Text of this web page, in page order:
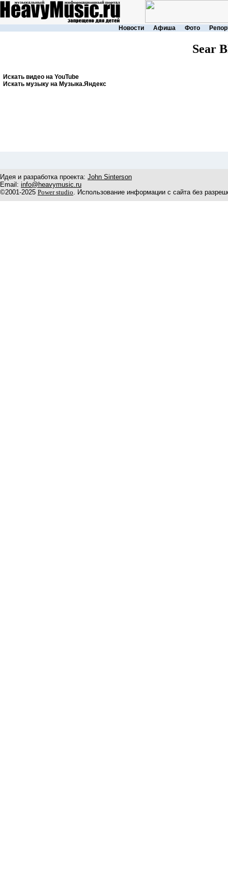
Новости Афиша Фото
Sear
Искать видео на YouTube
Искать музыку на Музыка.Яндекс
Идея и разработка проекта: John Sinterson
Email: info@heavymusic.ru
©2001-2025 Power studio. Использование информации с сайта без